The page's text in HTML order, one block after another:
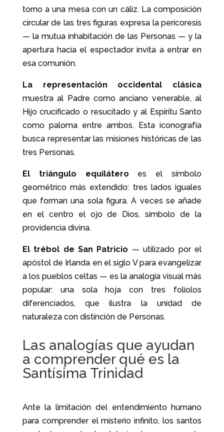
torno a una mesa con un cáliz. La composición
circular de las tres figuras expresa la perícoresis
— la mutua inhabitación de las Personas — y la
apertura hacia el espectador invita a entrar en
esa comunión.
La representación occidental clásica
muestra al Padre como anciano venerable, al
Hijo crucificado o resucitado y al Espíritu Santo
como paloma entre ambos. Esta iconografía
busca representar las misiones históricas de las
tres Personas.
El triángulo equilátero es el símbolo
geométrico más extendido: tres lados iguales
que forman una sola figura. A veces se añade
en el centro el ojo de Dios, símbolo de la
providencia divina.
El trébol de San Patricio — utilizado por el
apóstol de Irlanda en el siglo V para evangelizar
a los pueblos celtas — es la analogía visual más
popular: una sola hoja con tres folíolos
diferenciados, que ilustra la unidad de
naturaleza con distinción de Personas.
Las analogías que ayudan
a comprender qué es la
Santísima Trinidad
Ante la limitación del entendimiento humano
para comprender el misterio infinito, los santos